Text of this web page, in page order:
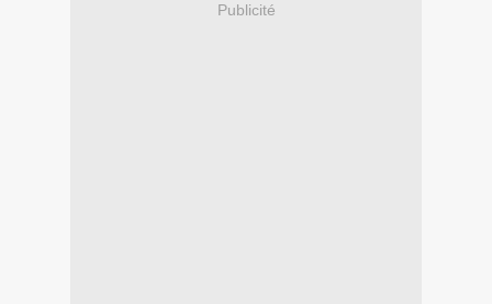
Publicité